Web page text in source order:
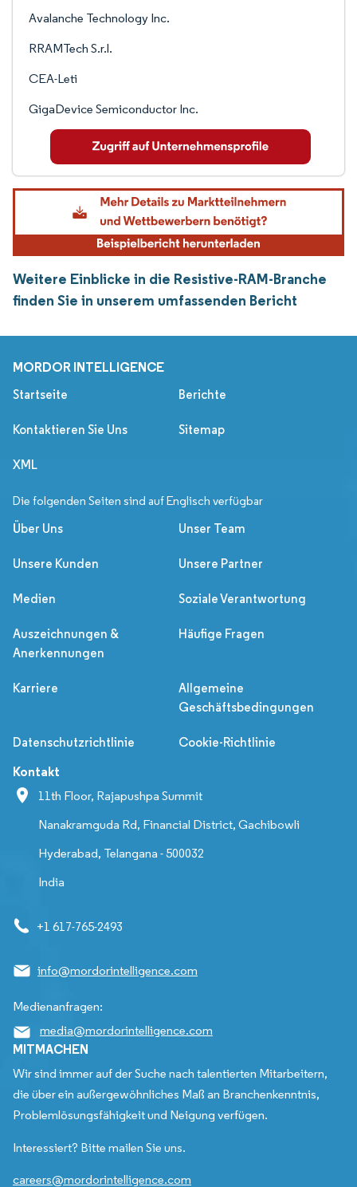
Avalanche Technology Inc.
RRAMTech S.r.l.
CEA-Leti
GigaDevice Semiconductor Inc.
Weitere Einblicke in die Resistive-RAM-Branche
finden Sie in unserem umfassenden Bericht
MORDOR INTELLIGENCE
Startseite Berichte
Kontaktieren Sie Uns Sitemap
XML
Die folgenden Seiten sind auf Englisch verfügbar
Über Uns Unser Team
Unsere Kunden Unsere Partner
Medien Soziale Verantwortung
Auszeichnungen &
Anerkennungen
Häufige Fragen
Karriere
Allgemeine
Geschäftsbedingungen
Datenschutzrichtlinie Cookie-Richtlinie
Kontakt
11th Floor, Rajapushpa Summit
Nanakramguda Rd, Financial District, Gachibowli
Hyderabad, Telangana - 500032
India
+1 617-765-2493
info@mordorintelligence.com
Medienanfragen:
media@mordorintelligence.com
MITMACHEN
Wir sind immer auf der Suche nach talentierten Mitarbeitern,
die über ein außergewöhnliches Maß an Branchenkenntnis,
Problemlösungsfähigkeit und Neigung verfügen.
Interessiert? Bitte mailen Sie uns.
careers@mordorintelligence.com